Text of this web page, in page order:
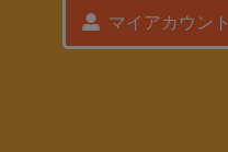
マイアカウント